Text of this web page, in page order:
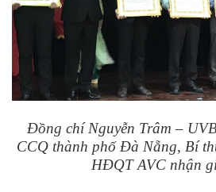
Đồng chí Nguyễn Trâm –
CCQ thành phố Đà Nẵng, Bí
HĐQT AVC nhận